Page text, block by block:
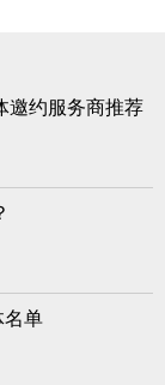
邀约服务商推荐
名单